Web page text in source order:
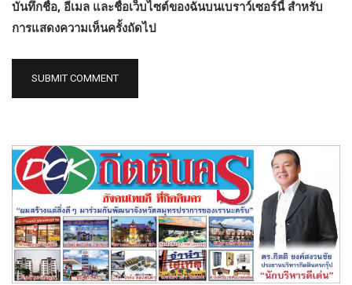
บันทึกชื่อ, อีเมล และชื่อเว็บไซต์ของฉันบนเบราว์เซอร์นี้ สำหรับ
การแสดงความเห็นครั้งถัดไป